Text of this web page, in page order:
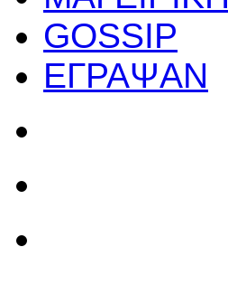
GOSSIP
ΕΓΡΑΨΑΝ